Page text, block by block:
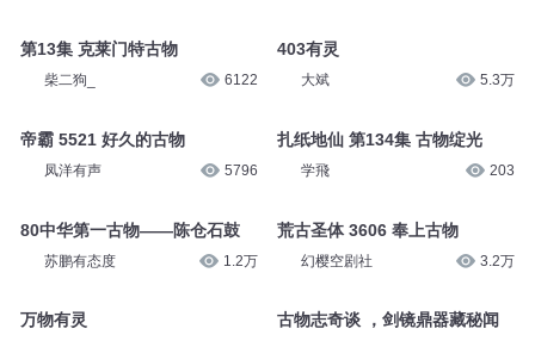
第13集 克莱门特古物
柴二狗_ 6122
帝霸 5521 好久的古物
凤洋有声 5796
80中华第一古物——陈仓石鼓
苏鹏有态度 1.2万
万物有灵
403有灵
大斌 5.3万
扎纸地仙 第134集 古物绽光
学飛 203
荒古圣体 3606 奉上古物
幻樱空剧社 3.2万
古物志奇谈 ，剑镜鼎器藏秘闻